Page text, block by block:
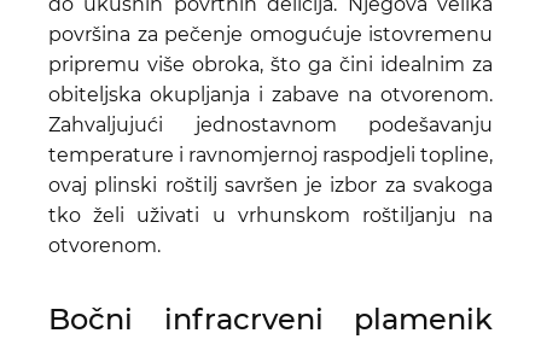
površina za pečenje omogućuje istovremenu
pripremu više obroka, što ga čini idealnim za
obiteljska okupljanja i zabave na otvorenom.
Zahvaljujući jednostavnom podešavanju
temperature i ravnomjernoj raspodjeli topline,
ovaj plinski roštilj savršen je izbor za svakoga
tko želi uživati u vrhunskom roštiljanju na
otvorenom.
Bočni infracrveni plamenik